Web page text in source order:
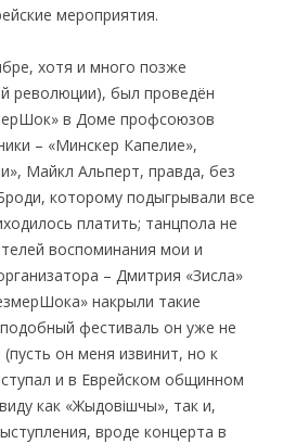
мероприятия.
хотя и много позже
революции), был проведён
в Доме профсоюзов
– «Минскер Капелие»,
Майкл Альперт, правда, без
которому подыгрывали все
платить; танцпола не
воспоминания мои и
– Дмитрия «Зисла»
накрыли такие
фестиваль он уже не
он меня извинит, но к
и в Еврейском общинном
как «Жыдовішчы», так и,
вроде концерта в